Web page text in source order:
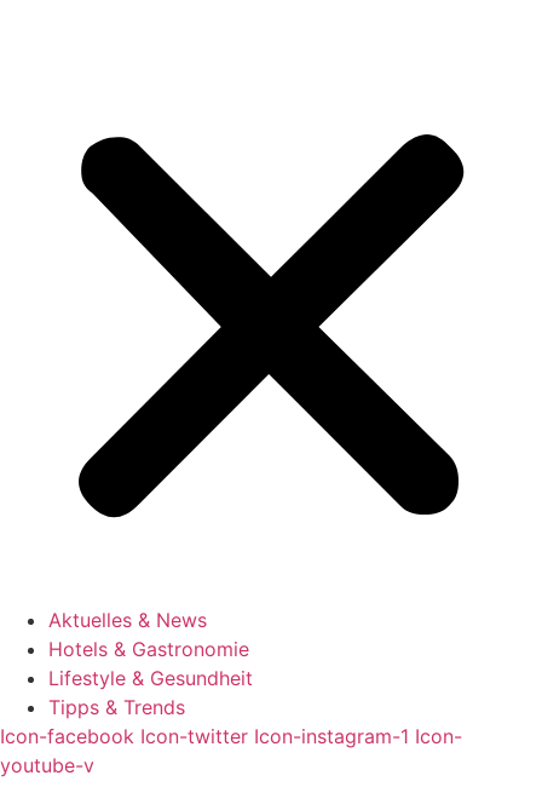
Aktuelles & News
Hotels & Gastronomie
Lifestyle & Gesundheit
Tipps & Trends
Icon-facebook Icon-twitter Icon-instagram-1 Icon-
youtube-v